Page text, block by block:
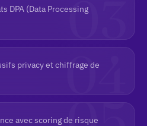
DPA (Data Processing
privacy et chiffrage de
avec scoring de risque